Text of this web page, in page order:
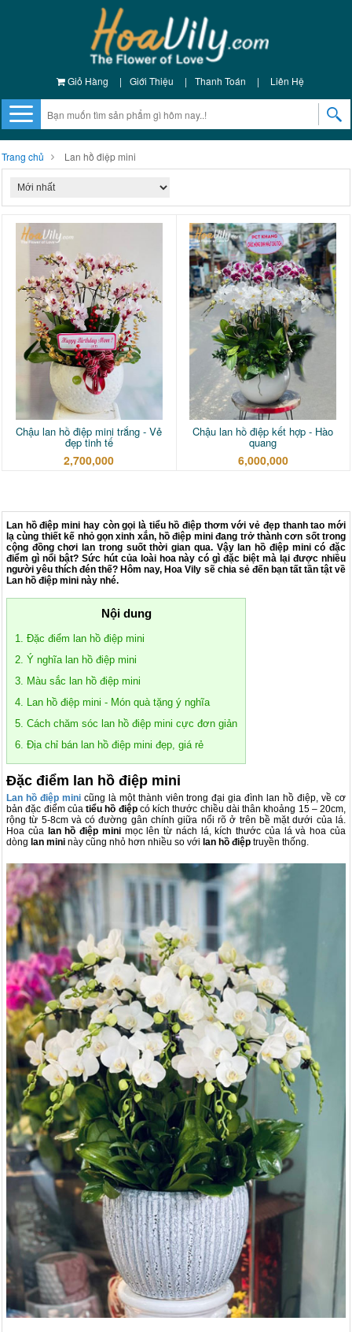
Giỏ Hàng | Giới Thiệu | Thanh Toán | Liên Hệ
Trang chủ Lan hồ điệp mini
Chậu lan hồ điệp mini trắng - Vẻ
đẹp tinh tế
2,700,000
Chậu lan hồ điệp kết hợp - Hào
quang
6,000,000
Lan hồ điệp mini hay còn gọi là tiểu hồ điệp thơm với vẻ đẹp thanh tao mới
lạ cùng thiết kế nhỏ gọn xinh xắn, hồ điệp mini đang trở thành cơn sốt trong
cộng đồng chơi lan trong suốt thời gian qua. Vậy lan hồ điệp mini có đặc
điểm gì nổi bật? Sức hút của loài hoa này có gì đặc biệt mà lại được nhiều
người yêu thích đén thế? Hôm nay, Hoa Vily sẽ chia sẻ đến bạn tất tần tật về
Lan hồ điệp mini này nhé.
Nội dung
1. Đặc điểm lan hồ điệp mini
2. Ý nghĩa lan hồ điệp mini
3. Màu sắc lan hồ điệp mini
4. Lan hồ điệp mini - Món quà tặng ý nghĩa
5. Cách chăm sóc lan hồ điệp mini cực đơn giản
6. Địa chỉ bán lan hồ điệp mini đẹp, giá rẻ
Đặc điểm lan hồ điệp mini
Lan hồ điệp minicũng là một thành viên trong đại gia đình lan hồ điệp, về cơ
bản đặc điểm của tiểu hồ điệpcó kích thước chiều dài thân khoảng 15 – 20cm,
rộng từ 5-8cm và có đường gân chính giữa nổi rõ ở trên bề mặt dưới của lá.
Hoa của lan hồ điệp mini mọc lên từ nách lá, kích thước của lá và hoa của
dòng lan mini này cũng nhỏ hơn nhiều so với lan hồ điệp truyền thống.